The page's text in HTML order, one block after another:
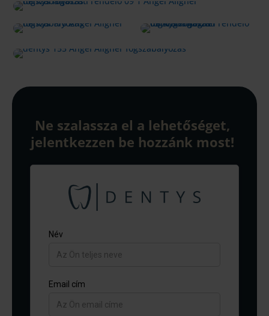
Ne szalassza el a lehetőséget,
jelentkezzen be hozzánk most!